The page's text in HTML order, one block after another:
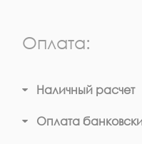
Оплата:
Наличный расчет
Оплата